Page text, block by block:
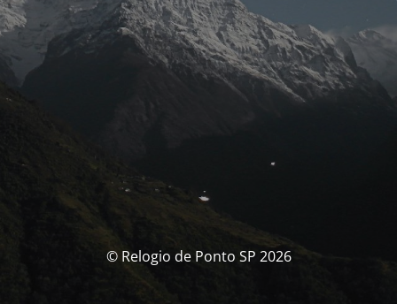
© Relogio de Ponto SP 2026